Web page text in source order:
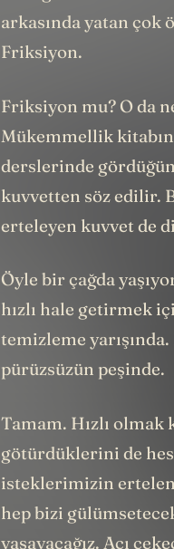
arkasında yatan çok
Friksiyon.
Friksiyon mu? O da
Mükemmellik
derslerinde
kuvvetten söz edilir.
erteleyen kuvvet de
Öyle bir çağda
hızlı hale getirmek
temizleme
pürüzsüzün peşinde.
Tamam. Hızlı
götürdüklerini de
isteklerimizin
hep bizi
yaşayacağız. Acı